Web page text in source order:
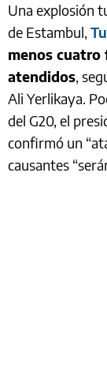
Una explosión
de Estambul,
menos cuatro
atendidos,
Ali Yerlikaya.
del G20, el
confirmó un
causantes